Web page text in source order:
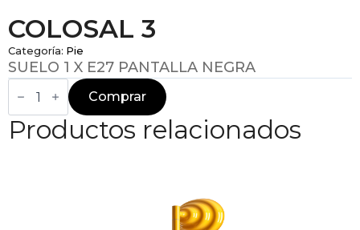
COLOSAL 3
Categoría: Pie
SUELO 1 X E27 PANTALLA NEGRA
COLOSAL
Comprar
Productos relacionados